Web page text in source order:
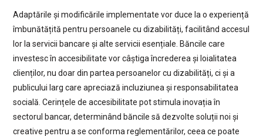
Adaptările și modificările implementate vor duce la o experiență
îmbunătățită pentru persoanele cu dizabilități, facilitând accesul
lor la servicii bancare și alte servicii esențiale. Băncile care
investesc în accesibilitate vor câștiga încrederea și loialitatea
clienților, nu doar din partea persoanelor cu dizabilități, ci și a
publicului larg care apreciază incluziunea și responsabilitatea
socială. Cerințele de accesibilitate pot stimula inovația în
sectorul bancar, determinând băncile să dezvolte soluții noi și
creative pentru a se conforma reglementărilor, ceea ce poate